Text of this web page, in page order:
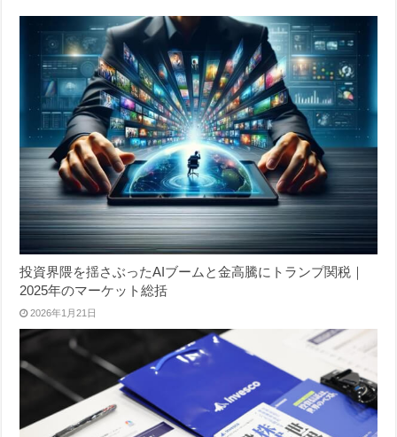
投資界隈を揺さぶったAIブームと金高騰にトランプ関税｜
2025年のマーケット総括
2026年1月21日